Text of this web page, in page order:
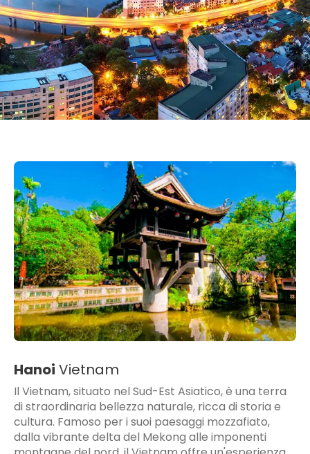
Hanoi Vietnam
Il Vietnam, situato nel Sud-Est Asiatico, è una terra
di straordinaria bellezza naturale, ricca di storia e
cultura. Famoso per i suoi paesaggi mozzafiato,
dalla vibrante delta del Mekong alle imponenti